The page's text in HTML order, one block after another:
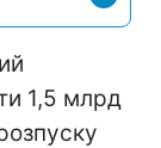
1,5 млрд